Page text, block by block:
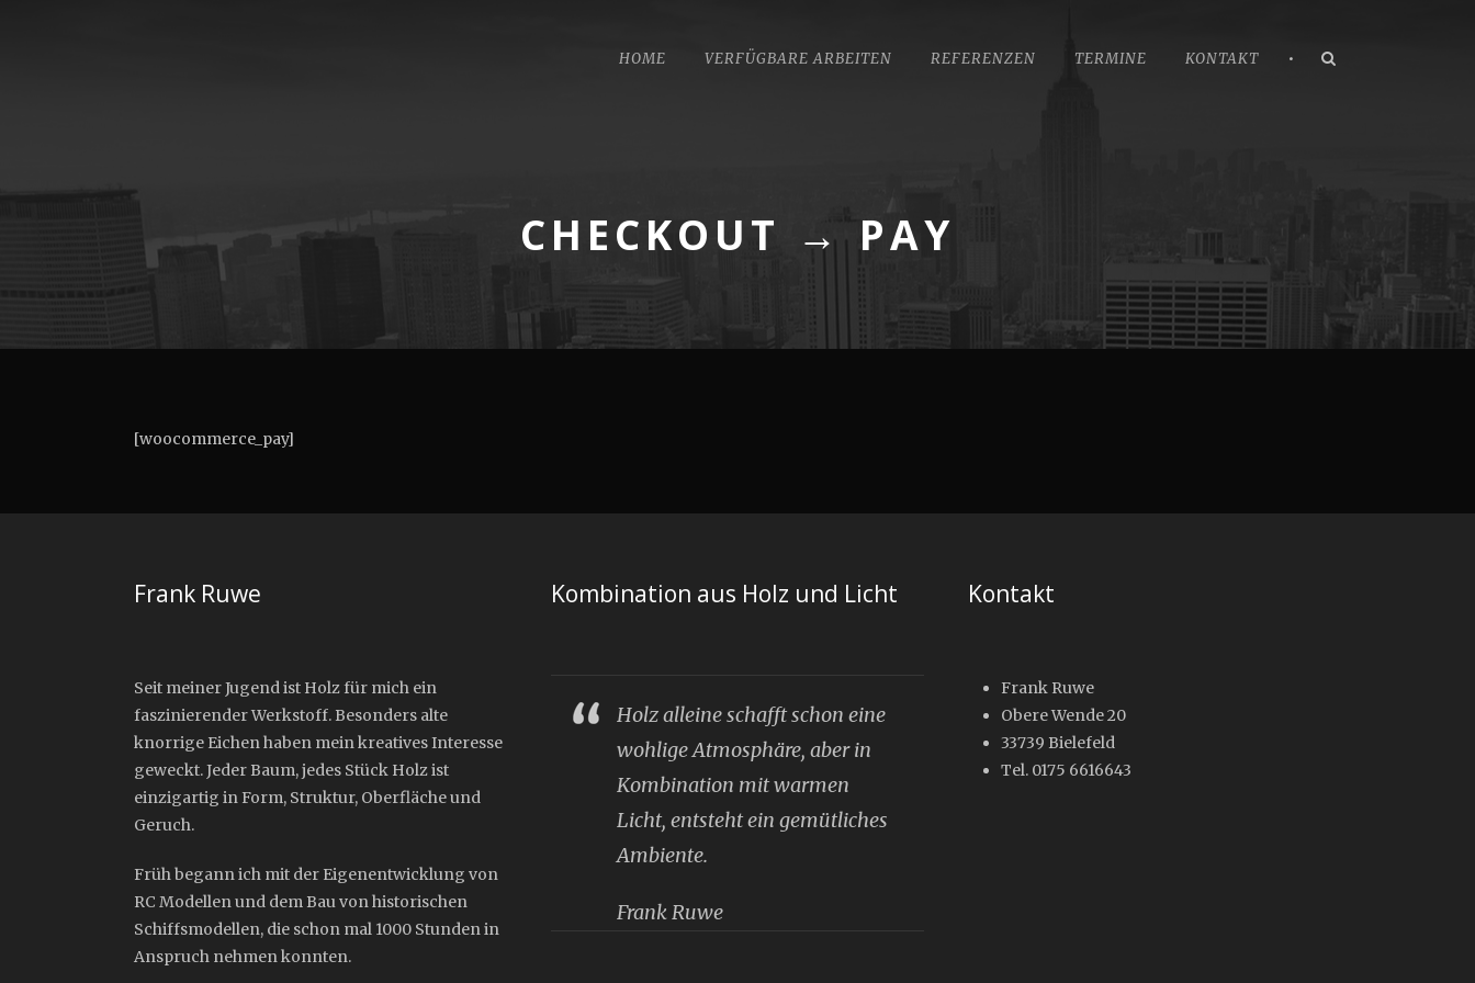
HOME VERFÜGBARE ARBEITEN REFERENZEN TERMINE KONTAKT •
CHECKOUT → PAY
[woocommerce_pay]
Frank Ruwe
Seit meiner Jugend ist Holz für mich ein
faszinierender Werkstoff. Besonders alte
knorrige Eichen haben mein kreatives Interesse
geweckt. Jeder Baum, jedes Stück Holz ist
einzigartig in Form, Struktur, Oberfläche und
Geruch.
Früh begann ich mit der Eigenentwicklung von
RC Modellen und dem Bau von historischen
Schiffsmodellen, die schon mal 1000 Stunden in
Anspruch nehmen konnten.
Kombination aus Holz und Licht
Holz alleine schafft schon eine
wohlige Atmosphäre, aber in
Kombination mit warmen
Licht, entsteht ein gemütliches
Ambiente.
Frank Ruwe
Kontakt
Frank Ruwe
Obere Wende 20
33739 Bielefeld
Tel. 0175 6616643